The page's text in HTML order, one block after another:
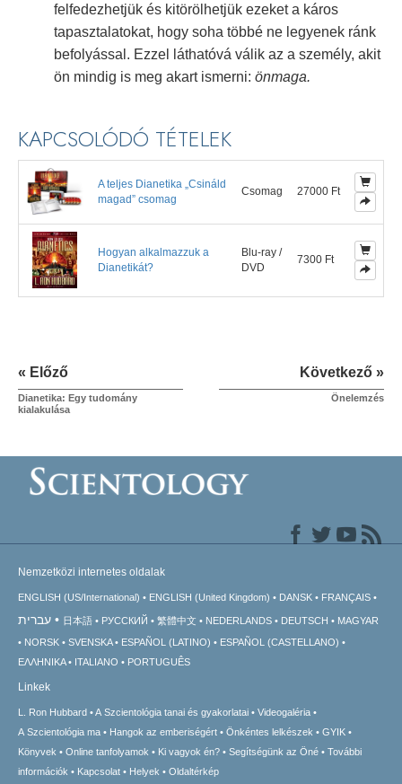
felfedezhetjük és kitörölhetjük ezeket a káros
tapasztalatokat, hogy soha többé ne legyenek ránk
befolyással. Ezzel láthatóvá válik az a személy, akit
ön mindig is meg akart ismerni: önmaga.
KAPCSOLÓDÓ TÉTELEK
A teljes Dianetika „Csináld
magad” csomag
Csomag 27000 Ft
Hogyan alkalmazzuk a
Dianetikát?
Blu-ray /
DVD
7300 Ft
« Előző
Dianetika: Egy tudomány
kialakulása
Következő »
Önelemzés
Nemzetközi internetes oldalak
ENGLISH (US/International) ENGLISH (United Kingdom) DANSK FRANÇAIS
עברית 日本語 РУССКИЙ 繁體中文 NEDERLANDS DEUTSCH
MAGYAR
NORSK
SVENSKA ESPAÑOL (LATINO)
ESPAÑOL (CASTELLANO)
ΕΛΛΗΝΙΚA
ITALIANO PORTUGUÊS
Linkek
L. Ron Hubbard A Szcientológia tanai és gyakorlatai
Videogaléria
A Szcientológia ma
Hangok az emberiségért Önkéntes lelkészek
GYIK
Könyvek
Online tanfolyamok Ki vagyok én? Segítségünk az Öné
További
információk
Kapcsolat Helyek Oldaltérkép